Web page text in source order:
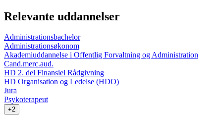
Relevante uddannelser
Administrationsbachelor
Administrationsøkonom
Akademiuddannelse i Offentlig Forvaltning og Administration
Cand.merc.aud.
HD 2. del Finansiel Rådgivning
HD Organisation og Ledelse (HDO)
Jura
Psykoterapeut
+2